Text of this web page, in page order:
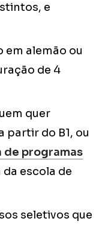
e
em alemão ou
de 4
quer
partir do B1, ou
de programas
da escola de
seletivos que